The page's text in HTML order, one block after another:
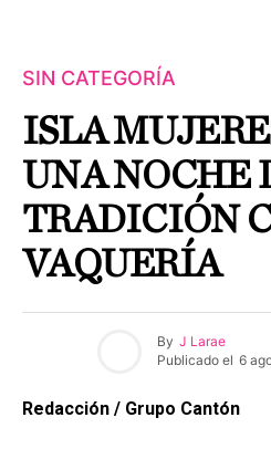
SIN CATEGORÍA
ISLA
UNA NOCHE
TRADICIÓN
VAQUERÍA
By J Larae
Publicado el 6
Redacción / Grupo Cantón